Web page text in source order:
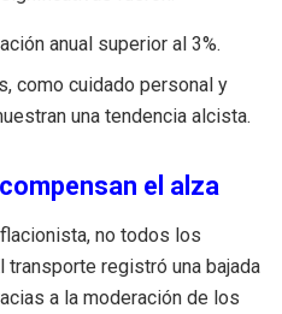
anual superior al 3%.
como cuidado personal y
una tendencia alcista.
el alza
no todos los
registró una bajada
a la moderación de los